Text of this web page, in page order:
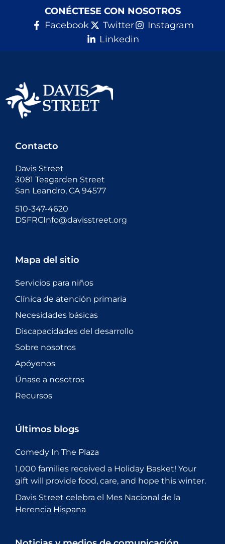
CONÉCTESE CON NOSOTROS
Facebook
Twitter
Instagram
Linkedin
Contacto
Davis Street
3081 Teagarden Street
San Leandro, CA 94577
510-347-4620
DSFRCInfo@davisstreet.org
Mapa del sitio
Servicios para niños
Clínica de atención primaria
Necesidades básicas
Discapacidades del desarrollo
Sobre nosotros
Apóyenos
Únase a nosotros
Recursos
Últimos blogs
Comedy In The Plaza
1,000 families received a Holiday Basket! Your
gift will provide food, care, and hope this winter.
Davis Street celebra el Mes Nacional de la
Herencia Hispana